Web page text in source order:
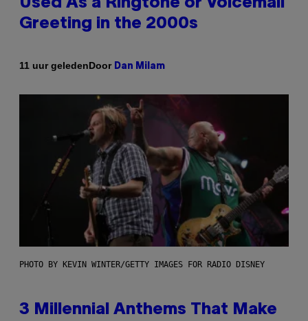
Used As a Ringtone or Voicemail
Greeting in the 2000s
11 uur geledenDoor Dan Milam
PHOTO BY KEVIN WINTER/GETTY IMAGES FOR RADIO DISNEY
3 Millennial Anthems That Make